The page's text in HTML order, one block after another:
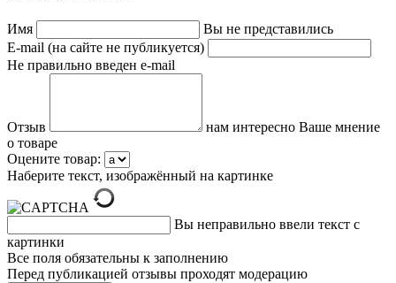
Имя
Вы не представились
E-mail (на сайте не публикуется)
Не правильно введен e-mail
Отзыв
нам интересно Ваше мнение
о товаре
Оцените товар:
Наберите текст, изображённый на картинке
Вы неправильно ввели текст с
картинки
Все поля обязательны к заполнению
Перед публикацией отзывы проходят модерацию